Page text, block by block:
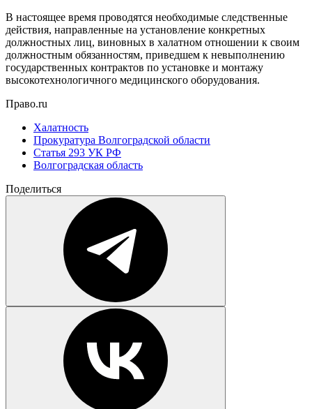
В настоящее время проводятся необходимые следственные
действия, направленные на установление конкретных
должностных лиц, виновных в халатном отношении к своим
должностным обязанностям, приведшем к невыполнению
государственных контрактов по установке и монтажу
высокотехнологичного медицинского оборудования.
Право.ru
Халатность
Прокуратура Волгоградской области
Статья 293 УК РФ
Волгоградская область
Поделиться